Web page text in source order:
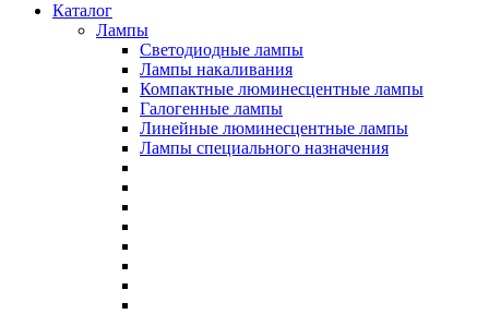
Каталог
Лампы
Светодиодные лампы
Лампы накаливания
Компактные люминесцентные лампы
Галогенные лампы
Линейные люминесцентные лампы
Лампы специального назначения